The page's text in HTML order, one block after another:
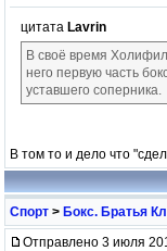
цитата Lavrin
В своё время
него первую часть
уставшего соперника.
В том то и дело что
Спорт > Бокс. Братья
Отправлено 3 июля